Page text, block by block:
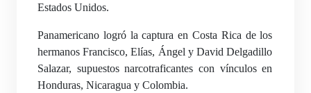
Estados Unidos.
Panamericano logró la captura en Costa Rica de los
hermanos Francisco, Elías, Ángel y David Delgadillo
Salazar, supuestos narcotraficantes con vínculos en
Honduras, Nicaragua y Colombia.